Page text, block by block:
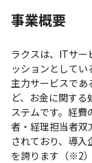
事業概要
ラクスは、ITサー
ッションとしてい
主力サービスであ
ど、お金に関す
ステムです。経費
者・経理担当者双
されており、導
を誇ります（※2）